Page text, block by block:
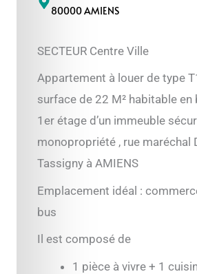
80000 AMIENS
SECTEUR Centre Ville
Appartement à louer de type
surface de 22 M² habitable en
1er étage d’un immeuble
monopropriété , rue maréchal
Tassigny à AMIENS
Emplacement idéal :
bus
Il est composé de
1 pièce à vivre + 1